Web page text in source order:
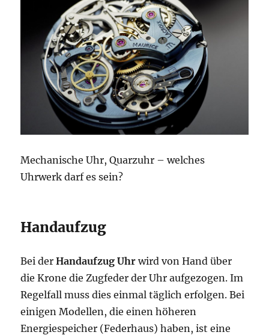
Mechanische Uhr, Quarzuhr – welches
Uhrwerk darf es sein?
Handaufzug
Bei derHandaufzug Uhr wird von Hand über
die Krone die Zugfeder der Uhr aufgezogen. Im
Regelfall muss dies einmal täglich erfolgen. Bei
einigen Modellen, die einen höheren
Energiespeicher (Federhaus) haben, ist eine